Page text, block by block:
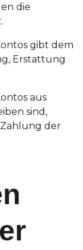
die
gibt dem
Erstattung
aus
sind,
der